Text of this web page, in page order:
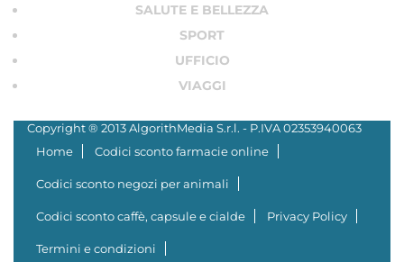
SALUTE E BELLEZZA
SPORT
UFFICIO
VIAGGI
Copyright ® 2013 AlgorithMedia S.r.l. - P.IVA 02353940063
Home
Codici sconto farmacie online
Codici sconto negozi per animali
Codici sconto caffè, capsule e cialde Privacy Policy
Termini e condizioni